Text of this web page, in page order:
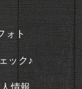
ォト
ック♪